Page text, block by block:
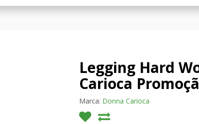
Legging Hard
Carioca
Marca: Donna Carioca